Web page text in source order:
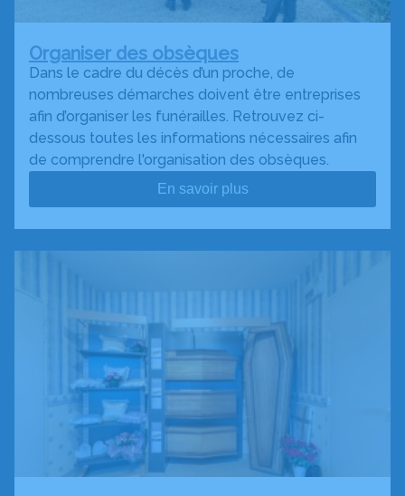
Organiser des obsèques
Dans le cadre du décès d’un proche, de
nombreuses démarches doivent être entreprises
afin d’organiser les funérailles. Retrouvez ci-
dessous toutes les informations nécessaires afin
de comprendre l'organisation des obsèques.
En savoir plus